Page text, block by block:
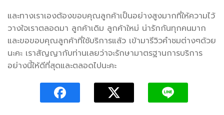
และทางเราเองต้องขอบคุณลูกค้าเป็นอย่างสูงมากที่ให้ความไว้
วางใจเราตลอดมา ลูกค้าเดิม ลูกค้าใหม่ น่ารักกันทุกคนมาก
และขอขอบคุณลูกค้าที่ใช้บริการแล้ว เข้ามารีวิวคำชมต่างๆด้วย
นะคะ เราสัญญากับท่านเลยว่าจะรักษามาตรฐานการบริการ
อย่างนี้ให้ดีที่สุดและตลอดไปนะคะ